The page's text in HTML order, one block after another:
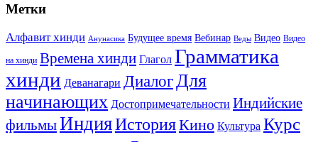
Метки
Алфавит хинди Анунасика Будущее время Вебинар Веды Видео Видео
на хинди Времена хинди Глагол Грамматика
хинди Деванагари Диалог Для
начинающих Достопримечательности Индийские
фильмыИндияИсторияКино Культура Курс